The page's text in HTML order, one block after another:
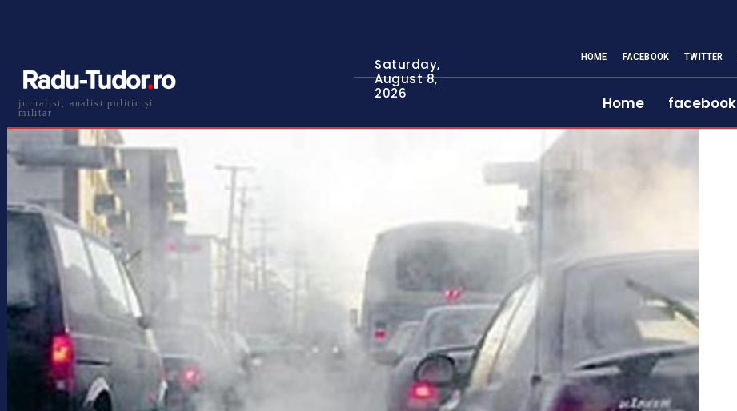
jurnalist, analist politic și
militar
Saturday,
August 8,
2026
HOME FACEBOOK TWITTER
Home facebook